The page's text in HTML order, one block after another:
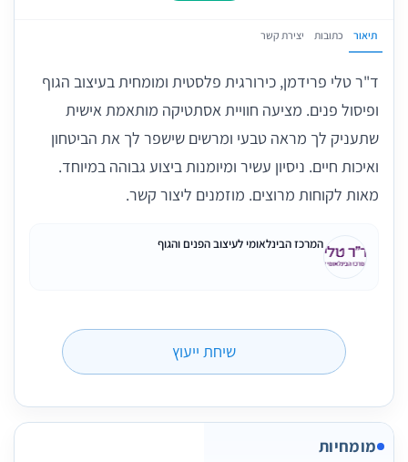
תיאור כתובות יצירת קשר
ד"ר טלי פרידמן, כירורגית פלסטית ומומחית בעיצוב הגוף
ופיסול פנים. מציעה חוויית אסתטיקה מותאמת אישית
שתעניק לך מראה טבעי ומרשים שישפר לך את הביטחון
ואיכות חיים. ניסיון עשיר ומיומנות ביצוע גבוהה במיוחד.
מאות לקוחות מרוצים. מוזמנים ליצור קשר.
המרכז הבינלאומי לעיצוב הפנים והגוף
שיחת ייעוץ
מומחיות